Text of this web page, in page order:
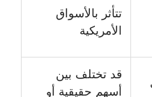
تتأثر بالأسواق
الأمريكية
قد تختلف بين
أسهم حقيقية أو